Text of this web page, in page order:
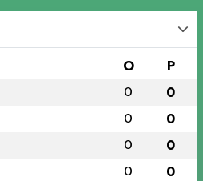
O P
0 0
0 0
0 0
0 0